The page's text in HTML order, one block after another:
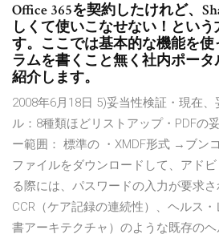
Office 365を契約したけれど、
しくて使いこなせない！とい
す。ここでは基本的な機能を
ラムを書くこと無く社内ポー
紹介します。
2008年6月18日 5)妥当性検証・現在
ル：8種類ほどリストアップ・PDFの
ー範囲： 標準の ・XMDF形式 →ブン
ファイルをダウンロードして、アド
る際には、パスワードの入力が要求
CCR（ケア記録の連続性）、ヘルス
書アーキテクチャ）のような既存のヘ